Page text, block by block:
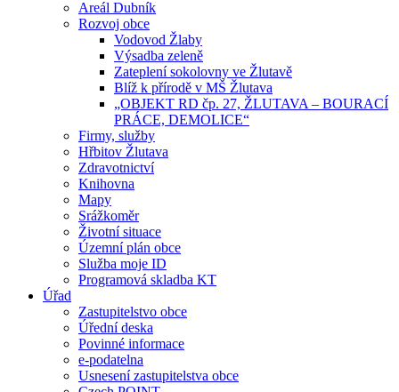
Areál Dubník
Rozvoj obce
Vodovod Žlaby
Výsadba zeleně
Zateplení sokolovny ve Žlutavě
Blíž k přírodě v MŠ Žlutava
„OBJEKT RD čp. 27, ŽLUTAVA – BOURACÍ
PRÁCE, DEMOLICE“
Firmy, služby
Hřbitov Žlutava
Zdravotnictví
Knihovna
Mapy
Srážkoměr
Životní situace
Územní plán obce
Služba moje ID
Programová skladba KT
Úřad
Zastupitelstvo obce
Úřední deska
Povinné informace
e-podatelna
Usnesení zastupitelstva obce